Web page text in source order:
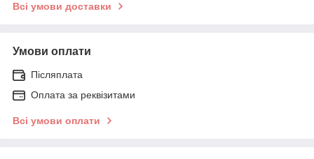
Всі умови доставки
Умови оплати
Післяплата
Оплата за реквізитами
Всі умови оплати